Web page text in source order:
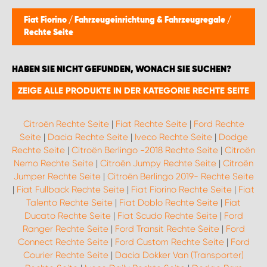
Fiat Fiorino / Fahrzeugeinrichtung & Fahrzeugregale /
Rechte Seite
HABEN SIE NICHT GEFUNDEN, WONACH SIE SUCHEN?
ZEIGE ALLE PRODUKTE IN DER KATEGORIE RECHTE SEITE
Citroën Rechte Seite| Fiat Rechte Seite| Ford Rechte
Seite| Dacia Rechte Seite| Iveco Rechte Seite| Dodge
Rechte Seite | Citroën Berlingo -2018 Rechte Seite | Citroën
Nemo Rechte Seite | Citroën Jumpy Rechte Seite | Citroën
Jumper Rechte Seite| Citroën Berlingo 2019- Rechte Seite
| Fiat Fullback Rechte Seite | Fiat Fiorino Rechte Seite | Fiat
Talento Rechte Seite | Fiat Doblo Rechte Seite | Fiat
Ducato Rechte Seite| Fiat Scudo Rechte Seite| Ford
Ranger Rechte Seite| Ford Transit Rechte Seite| Ford
Connect Rechte Seite| Ford Custom Rechte Seite| Ford
Courier Rechte Seite | Dacia Dokker Van (Transporter)
WORK SYSTEM LIMBURG-KEMPEN
WORK SYSTEM NAMEN